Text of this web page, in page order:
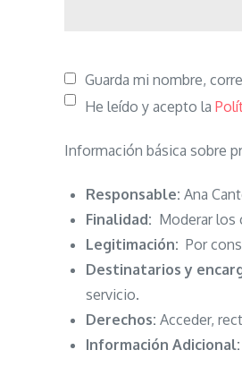
Guarda mi nombre,
He leído y acepto la
Información básica sobre
Responsable: Ana
Finalidad: Moderar los
Legitimación: Por
Destinatarios y
servicio.
Derechos: Acceder,
Información Adicional: